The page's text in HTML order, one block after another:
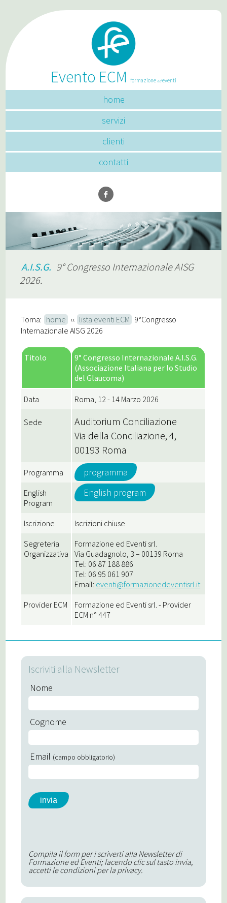
Evento ECM formazione edeventi
home
servizi
clienti
contatti
A.I.S.G. 9° Congresso Internazionale AISG
2026.
Torna: home ‹‹ lista eventi ECM 9°Congresso
Internazionale AISG 2026
Titolo
9° Congresso Internazionale A.I.S.G.
(Associazione Italiana per lo Studio
del Glaucoma)
Data Roma, 12 - 14 Marzo 2026
Sede
Auditorium Conciliazione
Via della Conciliazione, 4,
00193 Roma
Programma programma
English
Program
English program
Iscrizione
Iscrizioni chiuse
Segreteria
Organizzativa
Formazione ed Eventi srl.
Via Guadagnolo, 3 – 00139 Roma
Tel: 06 87 188 886
Tel: 06 95 061 907
Email: eventi@formazionedeventisrl.it
Provider ECM
Formazione ed Eventi srl. - Provider
ECM n° 447
Iscriviti alla Newsletter
Nome
Cognome
Email (campo obbligatorio)
Compila il form per i scriverti alla Newsletter di
Formazione ed Eventi; facendo clic sul tasto invia,
accetti le condizioni per la privacy.